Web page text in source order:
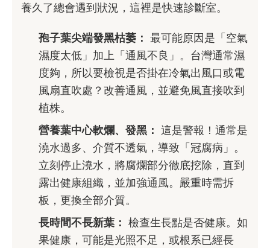
養久了總會遇到狀況，這裡是快速診斷室。
孢子葉尖端發黑枯萎： 最可能原因是「空氣
濕度太低」加上「通風不良」。台灣通常濕
度夠，所以要檢視是否掛在冷氣出風口或電
風扇直吹處？改善通風，並避免風直接吹到
植株。
營養葉中心軟爛、發黑： 這是警報！通常是
澆水過多、介質不透氣，導致「冠腐病」。
立刻停止澆水，將腐爛部分徹底挖除，直到
露出健康組織，並加強通風。嚴重時需拆
板，更換全部介質。
長時間不長新葉： 檢查生長點是否健康。如
果健康，可能是光照不足，或根系已經長